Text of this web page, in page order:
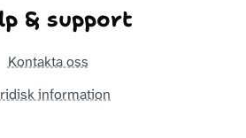
& support
Kontakta oss
information